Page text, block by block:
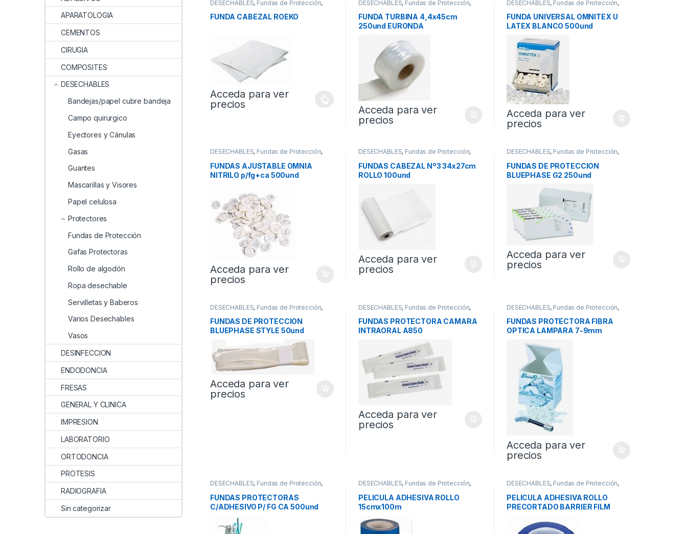
DESECHABLES, Fundas de Protección,
FUNDA CABEZAL ROEKO
Acceda para ver
precios
DESECHABLES, Fundas de Protección,
FUNDA TURBINA 4,4x45cm
250und EURONDA
Acceda para ver
precios
DESECHABLES, Fundas de Protección,
FUNDA UNIVERSAL OMNITEX U
LATEX BLANCO 500und
Acceda para ver
precios
DESECHABLES, Fundas de Protección,
FUNDAS AJUSTABLE OMNIA
NITRILO p/fg+ca 500und
Acceda para ver
precios
DESECHABLES, Fundas de Protección,
FUNDAS CABEZAL Nº3 34x27cm
ROLLO 100und
Acceda para ver
precios
DESECHABLES, Fundas de Protección,
FUNDAS DE PROTECCION
BLUEPHASE G2 250und
Acceda para ver
precios
DESECHABLES, Fundas de Protección,
FUNDAS DE PROTECCION
BLUEPHASE STYLE 50und
Acceda para ver
precios
DESECHABLES, Fundas de Protección,
FUNDAS PROTECTORA CAMARA
INTRAORAL A850
Acceda para ver
precios
DESECHABLES, Fundas de Protección,
FUNDAS PROTECTORA FIBRA
OPTICA LAMPARA 7-9mm
Acceda para ver
precios
DESECHABLES, Fundas de Protección,
FUNDAS PROTECTORAS
C/ADHESIVO P/ FG CA 500und
DESECHABLES, Fundas de Protección,
PELICULA ADHESIVA ROLLO
15cmx100m
DESECHABLES, Fundas de Protección,
PELICULA ADHESIVA ROLLO
PRECORTADO BARRIER FILM
APARATOLOGIA
CEMENTOS
CIRUGIA
COMPOSITES
DESECHABLES
Bandejas/papel cubre bandeja
Campo quirurgico
Eyectores y Cánulas
Gasas
Guantes
Mascarillas y Visores
Papel celulosa
Protectores
Fundas de Protección
Gafas Protectoras
Rollo de algodón
Ropa desechable
Servilletas y Baberos
Varios Desechables
Vasos
DESINFECCION
ENDODONCIA
FRESAS
GENERAL Y CLINICA
IMPRESION
LABORATORIO
ORTODONCIA
PROTESIS
RADIOGRAFIA
Sin categorizar